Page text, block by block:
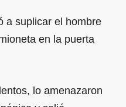
a suplicar el hombre
en la puerta
lo amenazaron